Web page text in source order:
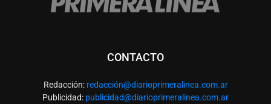
CONTACTO
Redacción: redacción@diarioprimeralinea.com.ar
Publicidad: publicidad@diarioprimeralinea.com.ar